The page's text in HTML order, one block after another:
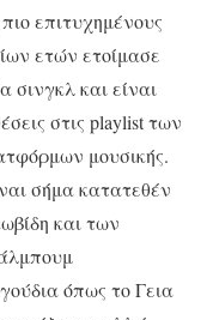
επιτυχημένους
ετών ετοίμασε
και είναι
στις playlist των
μουσικής.
σήμα κατατεθέν
και των
όπως το Γεια